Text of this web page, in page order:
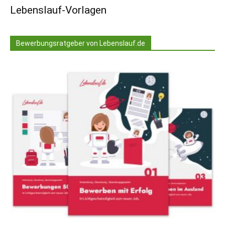
Lebenslauf-Vorlagen
Bewerbungsratgeber von Lebenslauf.de